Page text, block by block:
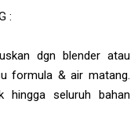
:
dgn blender atau
formula & air matang.
hingga seluruh bahan